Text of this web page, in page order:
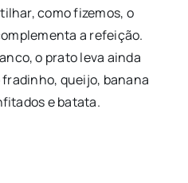
como fizemos, o
a refeição.
o prato leva ainda
queijo, banana
e batata.